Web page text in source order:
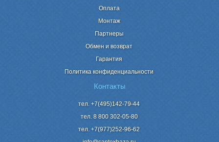
Оплата
Монтаж
Партнеры
Обмен и возврат
Гарантия
Политика конфиденциальности
Контакты
тел. +7(495)142-79-44
тел. 8 800302-05-80
тел. +7(977)252-96-62